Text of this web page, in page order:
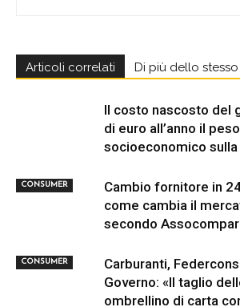
Articoli correlati Di più dello
CONSUMER
Il costo nascosto del
di euro all’anno il peso
socioeconomico
CONSUMER
Cambio fornitore in
come cambia il
secondo
Carburanti,
Governo: «Il taglio
ombrellino di carta